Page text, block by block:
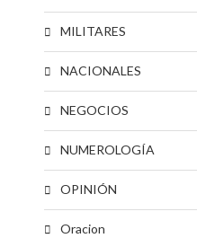
MILITARES
NACIONALES
NEGOCIOS
NUMEROLOGÍA
OPINIÓN
Oracion